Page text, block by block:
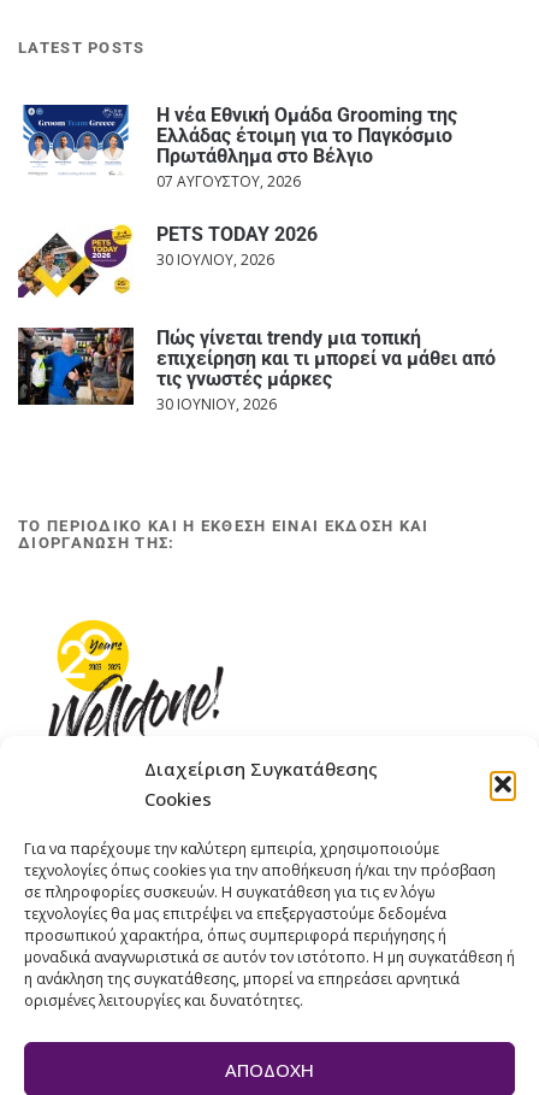
Διαχείριση Συγκατάθεσης
Cookies
Για να παρέχουμε την καλύτερη εμπειρία, χρησιμοποιούμε
τεχνολογίες όπως cookies για την αποθήκευση ή/και την πρόσβαση
σε πληροφορίες συσκευών. Η συγκατάθεση για τις εν λόγω
τεχνολογίες θα μας επιτρέψει να επεξεργαστούμε δεδομένα
προσωπικού χαρακτήρα, όπως συμπεριφορά περιήγησης ή
μοναδικά αναγνωριστικά σε αυτόν τον ιστότοπο. Η μη συγκατάθεση ή
η ανάκληση της συγκατάθεσης, μπορεί να επηρεάσει αρνητικά
ορισμένες λειτουργίες και δυνατότητες.
ΑΠΟΔΟΧΉ
LATEST POSTS
Η νέα Εθνική Ομάδα Grooming της
Ελλάδας έτοιμη για το Παγκόσμιο
Πρωτάθλημα στο Βέλγιο
07 ΑΥΓΟΎΣΤΟΥ, 2026
PETS TODAY 2026
30 ΙΟΥΛΊΟΥ, 2026
Πώς γίνεται trendy μια τοπική
επιχείρηση και τι μπορεί να μάθει από
τις γνωστές μάρκες
30 ΙΟΥΝΊΟΥ, 2026
ΤΟ ΠΕΡΙΟΔΙΚΟ ΚΑΙ Η ΕΚΘΕΣΗ ΕΙΝΑΙ ΕΚΔΟΣΗ ΚΑΙ
ΔΙΟΡΓΑΝΩΣΗ ΤΗΣ:
ΤΗΛΕΦΩΝΟ: +30 211 4021758
ΚΙΝΗΤΟ: +306977 440377
EMAIL : info@welldone.com.gr